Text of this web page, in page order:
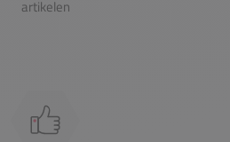
artikelen